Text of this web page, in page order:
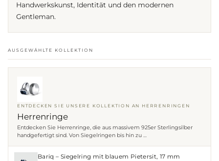
Handwerkskunst, Identität und den modernen
Gentleman.
AUSGEWÄHLTE KOLLEKTION
ENTDECKEN SIE UNSERE KOLLEKTION AN HERRENRINGEN
Herrenringe
Entdecken Sie Herrenringe, die aus massivem 925er Sterlingsilber
handgefertigt sind. Von Siegelringen bis hin zu …
Bariq – Siegelring mit blauem Pietersit, 17 mm